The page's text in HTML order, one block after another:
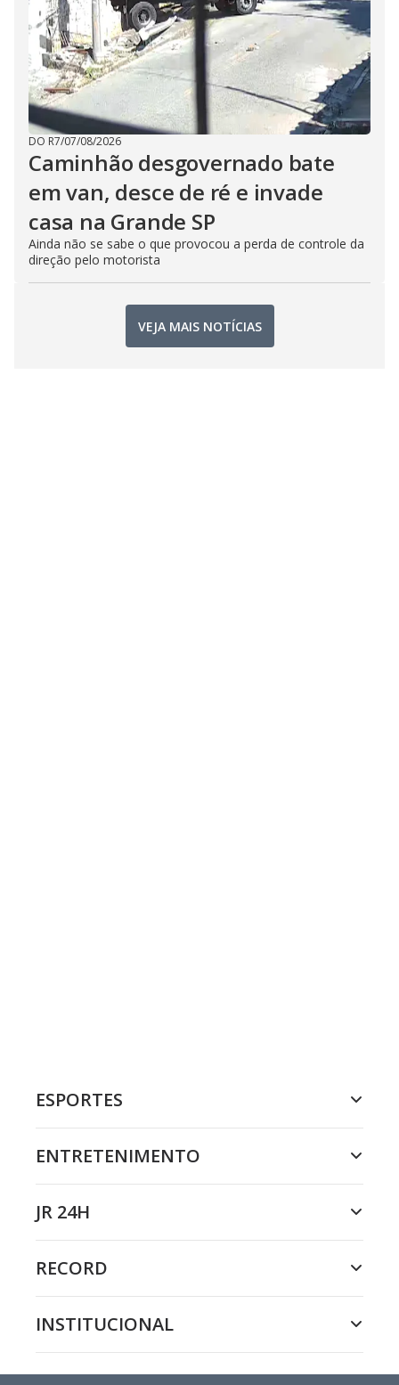
DO R7/07/08/2026
Caminhão desgovernado bate
em van, desce de ré e invade
casa na Grande SP
Ainda não se sabe o que provocou a perda de controle da
direção pelo motorista
VEJA MAIS NOTÍCIAS
ESPORTES
ENTRETENIMENTO
JR 24H
RECORD
INSTITUCIONAL